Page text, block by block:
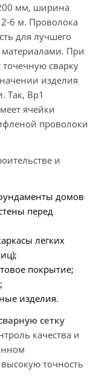
мм, ширина
6 м. Проволока
для лучшего
При
точечную сварку
изделия
Так, Вр1
ячейки
проволоки
и
домов
перед
легких
покрытие;
изделия.
сетку
качества и
точность